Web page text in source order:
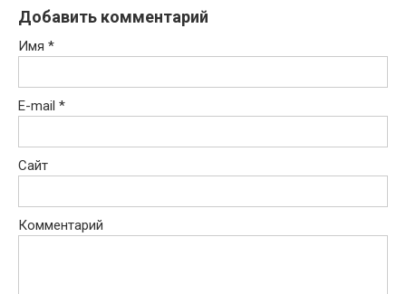
Добавить комментарий
Имя *
E-mail *
Сайт
Комментарий